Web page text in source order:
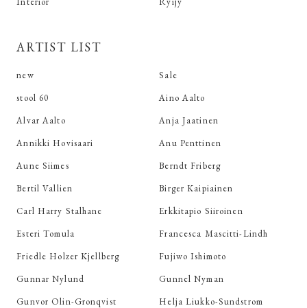
ARTIST LIST
new
Sale
stool 60
Aino Aalto
Alvar Aalto
Anja Jaatinen
Annikki Hovisaari
Anu Penttinen
Aune Siimes
Berndt Friberg
Bertil Vallien
Birger Kaipiainen
Carl Harry Stalhane
Erkkitapio Siiroinen
Esteri Tomula
Francesca Mascitti-Lindh
Friedle Holzer Kjellberg
Fujiwo Ishimoto
Gunnar Nylund
Gunnel Nyman
Gunvor Olin-Gronqvist
Helja Liukko-Sundstrom